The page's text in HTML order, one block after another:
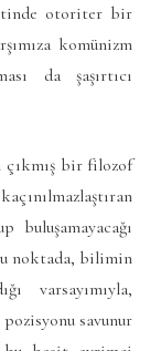
otoriter bir
komünizm
da şaşırtıcı
çıkmış bir filozof
noktada, bilimin
varsayımıyla,
savunur